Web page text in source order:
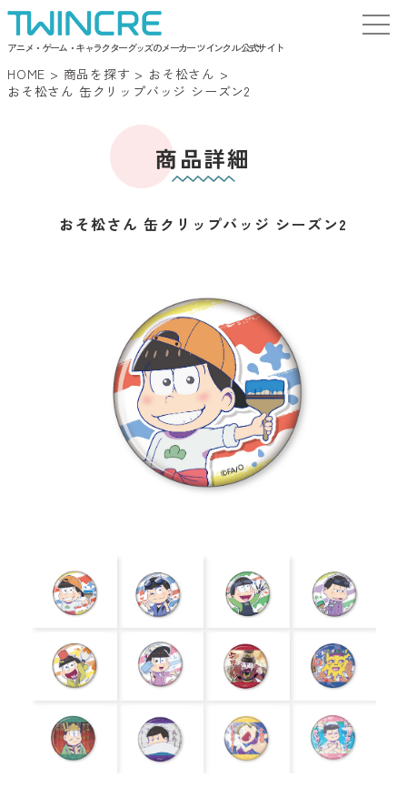
アニメ・ゲーム・キャラクターグッズのメーカー ツインクル 公式サイト
HOME > 商品を探す > おそ松さん >
おそ松さん 缶クリップバッジ シーズン2
商品詳細
おそ松さん 缶クリップバッジ シーズン2